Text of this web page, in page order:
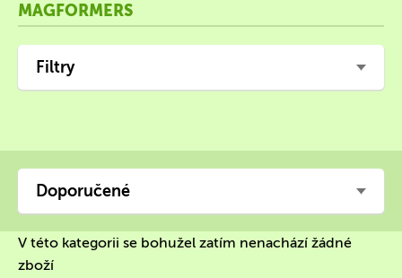
MAGFORMERS
Filtry
Doporučené
V této kategorii se bohužel zatím nenachází žádné
zboží